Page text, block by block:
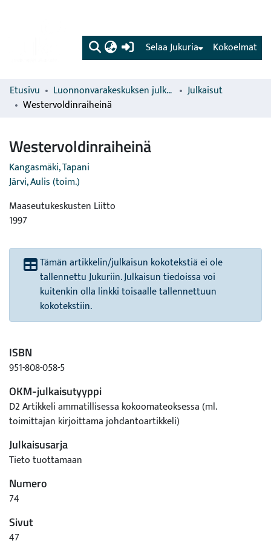
(current) Kokoelmat
Selaa Jukuria
Etusivu Luonnonvarakeskuksen julkaisut
Julkaisut
Westervoldinraiheinä
Westervoldinraiheinä
Kangasmäki, Tapani
Järvi, Aulis (toim.)
Maaseutukeskusten Liitto
1997
Tämän artikkelin/julkaisun kokotekstiä ei ole
tallennettu Jukuriin. Julkaisun tiedoissa voi
kuitenkin olla linkki toisaalle tallennettuun
kokotekstiin.
ISBN
951-808-058-5
OKM-julkaisutyyppi
D2 Artikkeli ammatillisessa kokoomateoksessa (ml.
toimittajan kirjoittama johdantoartikkeli)
Julkaisusarja
Tieto tuottamaan
Numero
74
Sivut
47